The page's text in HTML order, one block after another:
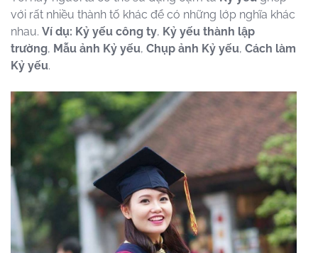
với rất nhiều thành tố khác để có những lớp nghĩa khác
nhau. Ví dụ: Kỷ yếu công ty, Kỷ yếu thành lập
trường, Mẫu ảnh Kỷ yếu, Chụp ảnh Kỷ yếu, Cách làm
Kỷ yếu.